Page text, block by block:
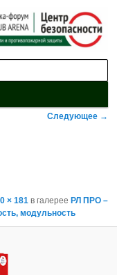
безопасности и
Минск, пр. Победителей,
Следующее →
× 181 в галерее РЛ ПРО –
модульность